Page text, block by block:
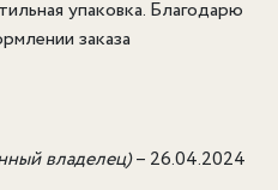
упаковка. Благодарю
заказа
владелец)– 26.04.2024